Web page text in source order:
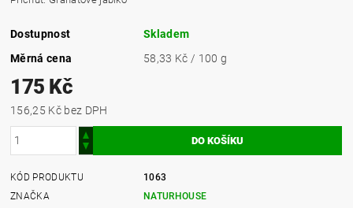
Dostupnost
Skladem
Měrná cena
58,33 Kč / 100 g
175 Kč
156,25 Kč bez DPH
KÓD PRODUKTU
1063
ZNAČKA
NATURHOUSE